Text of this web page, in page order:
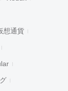
想通貨